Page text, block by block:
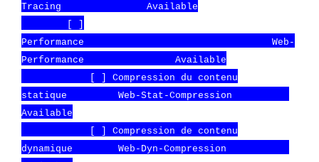
Tracing Available
[ ]
Performance Web-
Performance Available
[ ] Compression du contenu
statique Web-Stat-Compression
Available
[ ] Compression de contenu
dynamique Web-Dyn-Compression